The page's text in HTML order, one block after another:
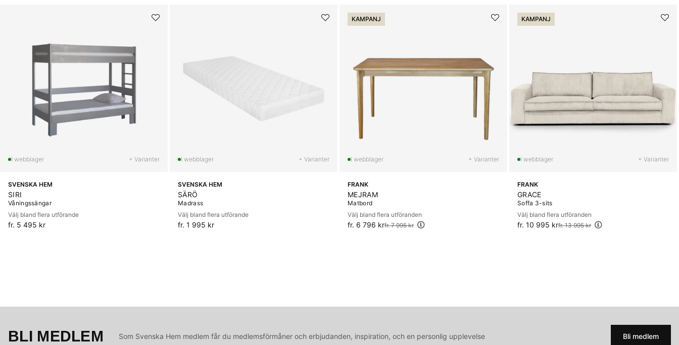
+ Varianter
SVENSKA HEM
SIRI
Våningssängar
Välj bland flera utförande
fr. 5 495 kr
+ Varianter
SVENSKA HEM
SÄRÖ
Madrass
Välj bland flera utförande
fr. 1 995 kr
KAMPANJ
+ Varianter
FRANK
MEJRAM
Matbord
Välj bland flera utföranden
fr. 6 796 kr
Ordinarie pris:fr. 7 995 kr
KAMPANJ
+ Varianter
FRANK
GRACE
Soffa 3-sits
Välj bland flera utföranden
fr. 10 995 kr
Ordinarie pris:fr. 13 995 kr
BLI MEDLEM Som Svenska Hem medlem får du medlemsförmåner och erbjudanden, inspiration, och en personlig upplevelse Bli medlem